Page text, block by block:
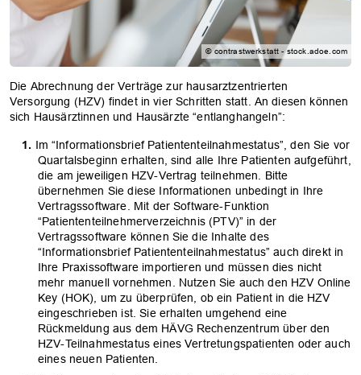
© contrastwerkstatt - stock.adoe.com
Die Abrechnung der Verträge zur hausarztzentrierten
Versorgung (HZV) findet in vier Schritten statt. An diesen können
sich Hausärztinnen und Hausärzte “entlanghangeln”:
Im “Informationsbrief Patiententeilnahmestatus”, den Sie vor
Quartalsbeginn erhalten, sind alle Ihre Patienten aufgeführt,
die am jeweiligen HZV-Vertrag teilnehmen. Bitte
übernehmen Sie diese Informationen unbedingt in Ihre
Vertragssoftware. Mit der Software-Funktion
“Patiententeilnehmerverzeichnis (PTV)” in der
Vertragssoftware können Sie die Inhalte des
“Informationsbrief Patiententeilnahmestatus” auch direkt in
Ihre Praxissoftware importieren und müssen dies nicht
mehr manuell vornehmen. Nutzen Sie auch den HZV Online
Key (HOK), um zu überprüfen, ob ein Patient in die HZV
eingeschrieben ist. Sie erhalten umgehend eine
Rückmeldung aus dem HÄVG Rechenzentrum über den
HZV-Teilnahmestatus eines Vertretungspatienten oder auch
eines neuen Patienten.